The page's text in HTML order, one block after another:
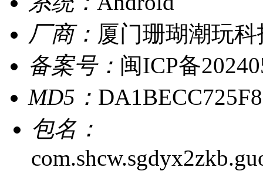
厂商： 厦门珊瑚潮玩
备案号： 闽ICP备
MD5：
包名：